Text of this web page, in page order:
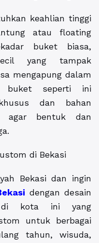
keahlian tinggi
atau floating
buket biasa,
yang tampak
mengapung dalam
buket seperti ini
dan bahan
agar bentuk dan
di Bekasi
Bekasi dan ingin
dengan desain
kota ini yang
untuk berbagai
tahun, wisuda,